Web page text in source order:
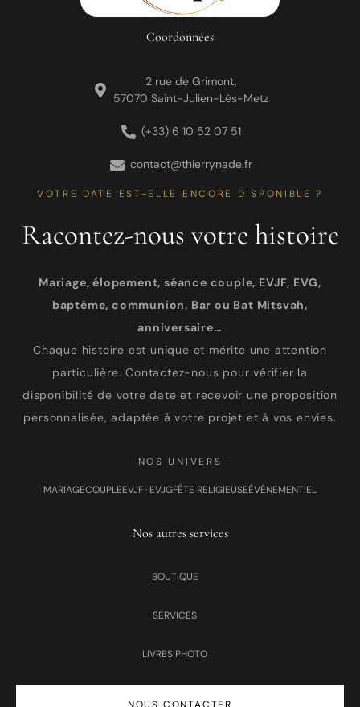
Coordonnées
2 rue de Grimont,
57070 Saint-Julien-Lès-Metz
(+33) 6 10 52 07 51
contact@thierrynade.fr
VOTRE DATE EST-ELLE ENCORE DISPONIBLE ?
Racontez-nous votre histoire
Mariage, élopement, séance couple, EVJF, EVG,
baptême, communion, Bar ou Bat Mitsvah,
anniversaire…
Chaque histoire est unique et mérite une attention
particulière. Contactez-nous pour vérifier la
disponibilité de votre date et recevoir une proposition
personnalisée, adaptée à votre projet et à vos envies.
NOS UNIVERS
MARIAGECOUPLEEVJF · EVJGFÊTE RELIGIEUSEÉVÉNEMENTIEL
Nos autres services
BOUTIQUE
SERVICES
LIVRES PHOTO